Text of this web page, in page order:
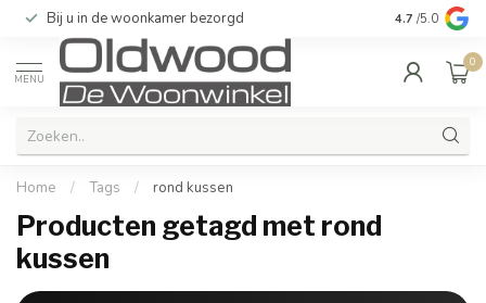
Bij u in de woonkamer bezorgd Kwaliteit &
4.7 /5.0
MENU
0
Home / Tags / rond kussen
Producten getagd met rond
kussen